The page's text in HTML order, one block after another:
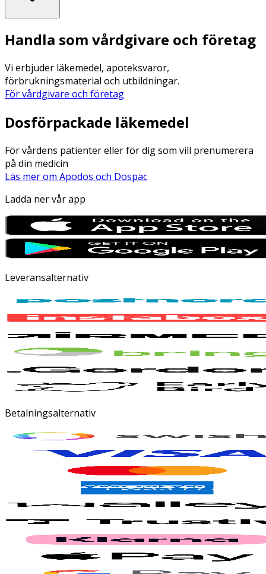
Handla som vårdgivare och företag
Vi erbjuder läkemedel, apoteksvaror,
förbrukningsmaterial och utbildningar.
För vårdgivare och företag
Dosförpackade läkemedel
För vårdens patienter eller för dig som vill prenumerera
på din medicin
Läs mer om Apodos och Dospac
Ladda ner vår app
Leveransalternativ
Betalningsalternativ